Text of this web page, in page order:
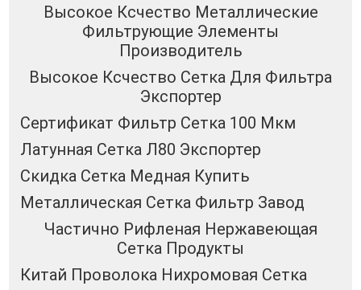
Высокое Ксчество Металлические
Фильтрующие Элементы
Производитель
Высокое Ксчество Сетка Для Фильтра
Экспортер
Сертификат Фильтр Сетка 100 Мкм
Латунная Сетка Л80 Экспортер
Скидка Сетка Медная Купить
Металлическая Сетка Фильтр Завод
Частично Рифленая Нержавеющая
Сетка Продукты
Китай Проволока Нихромовая Сетка